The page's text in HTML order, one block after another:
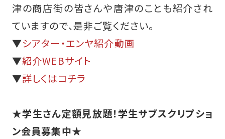
津の商店街の皆さんや唐津のことも紹介され
ていますので、是非ご覧ください。
▼シアター・エンヤ紹介動画
▼紹介WEBサイト
▼詳しくはコチラ
★学生さん定額見放題！学生サブスクリプショ
ン会員募集中★